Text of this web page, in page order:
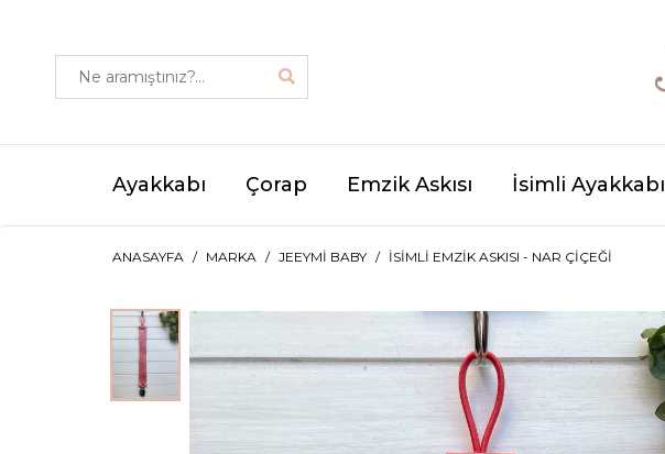
Ayakkabı Çorap Emzik Askısı İsimli Ayakkabı
ANASAYFA MARKA JEEYMI BABY İSIMLI EMZIK ASKISI - NAR ÇIÇEĞI